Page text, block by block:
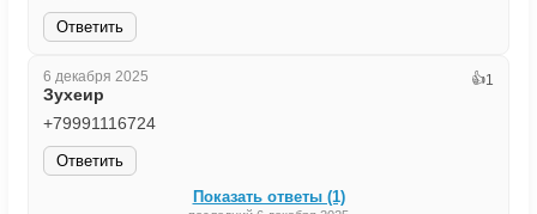
Ответить
6 декабря 2025
Зухеир
👍1
+79991116724
Ответить
Показать ответы (1)